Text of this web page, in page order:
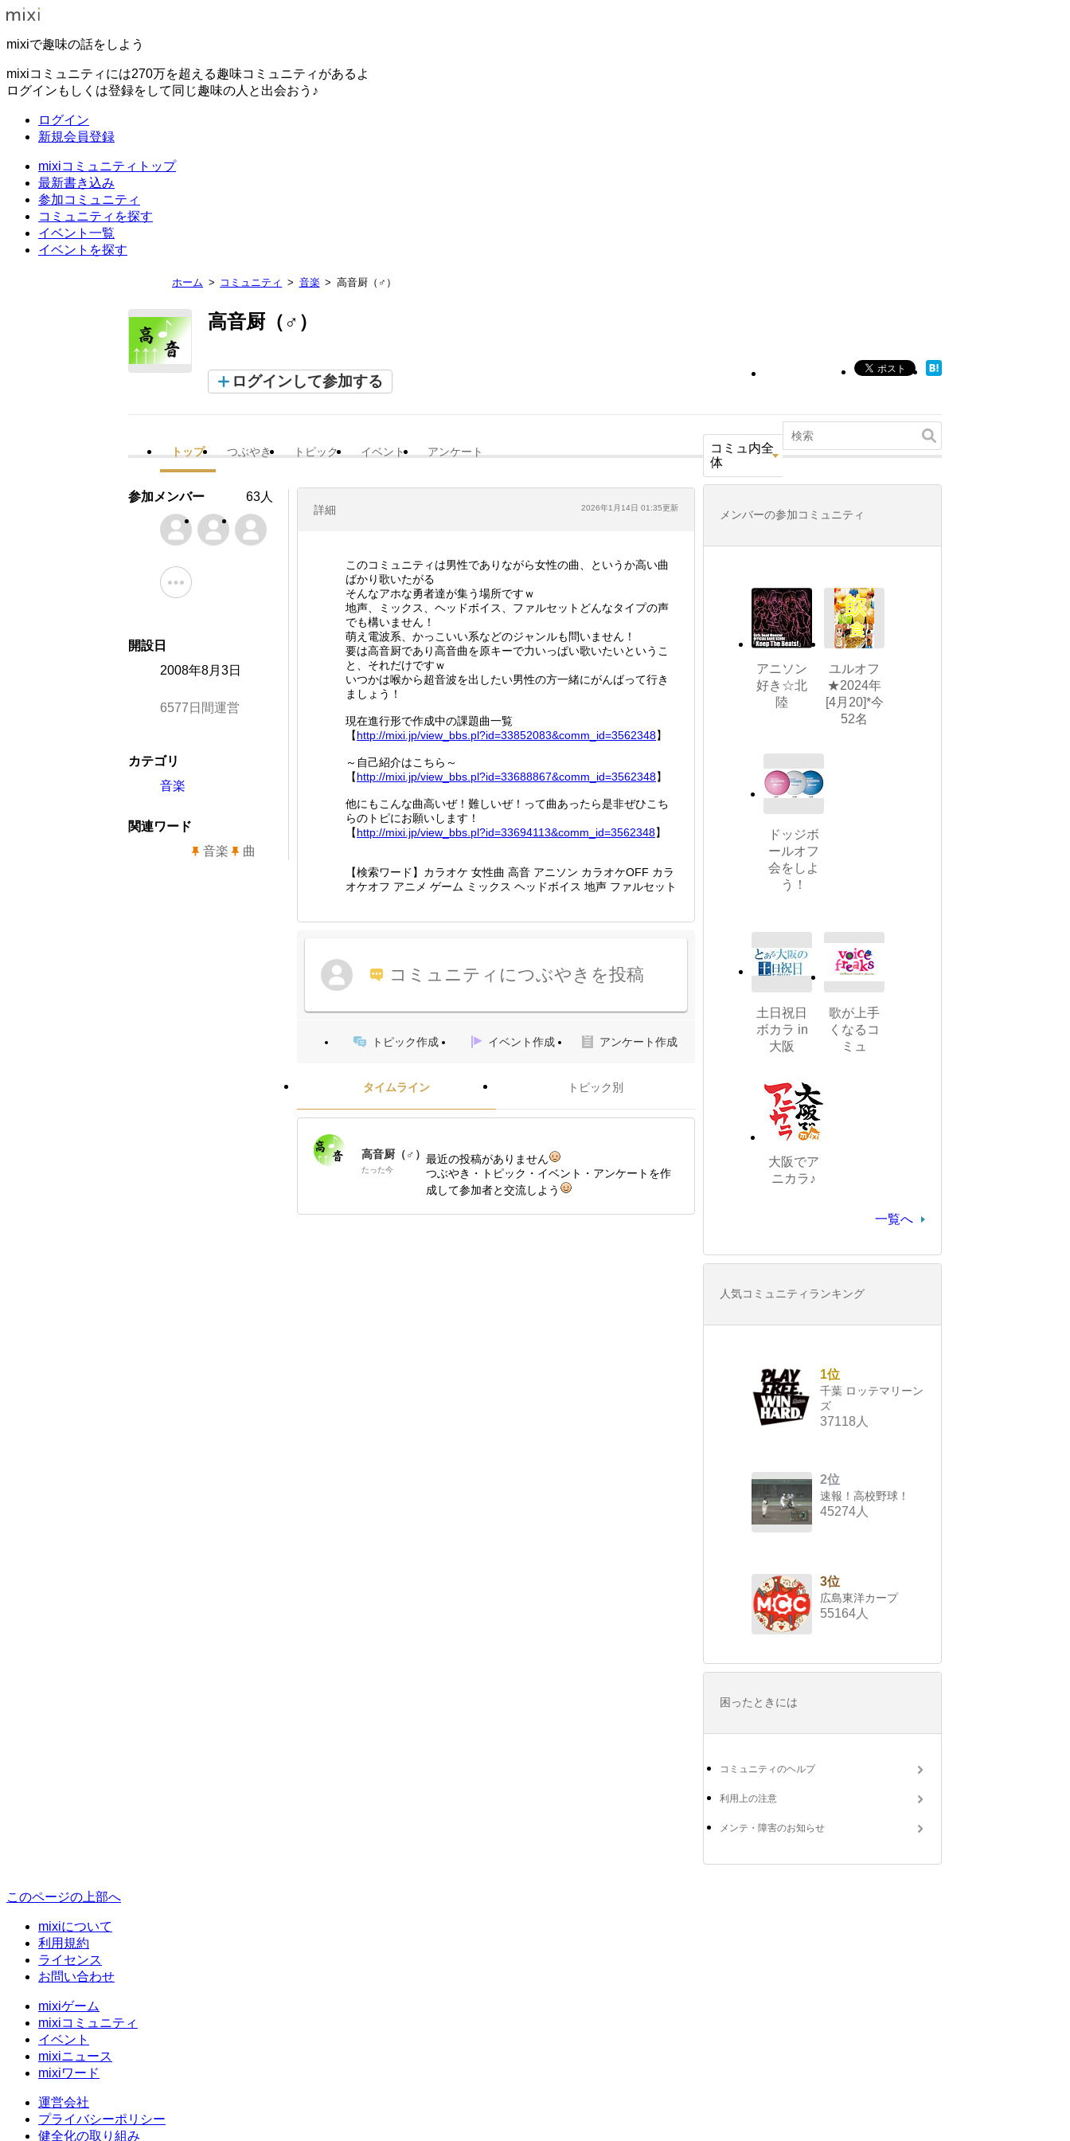
mixiで趣味の話をしよう
mixiコミュニティには270万を超える趣味コミュニティがあるよ
ログインもしくは登録をして同じ趣味の人と出会おう♪
ログイン
新規会員登録
mixiコミュニティトップ
最新書き込み
参加コミュニティ
コミュニティを探す
イベント一覧
イベントを探す
ホーム コミュニティ 音楽 高音厨（♂）
高音厨（♂）
ログインして参加する
トップ つぶやき トピック イベント アンケート
コミュ内全
体
詳細 2026年1月14日 01:35更新
このコミュニティは男性でありながら女性の曲、というか高い曲
ばかり歌いたがる
そんなアホな勇者達が集う場所ですｗ
地声、ミックス、ヘッドボイス、ファルセットどんなタイプの声
でも構いません！
萌え電波系、かっこいい系などのジャンルも問いません！
要は高音厨であり高音曲を原キーで力いっぱい歌いたいというこ
と、それだけですｗ
いつかは喉から超音波を出したい男性の方一緒にがんばって行き
ましょう！
現在進行形で作成中の課題曲一覧
【http://mixi.jp/view_bbs.pl?id=33852083&comm_id=3562348】
～自己紹介はこちら～
【http://mixi.jp/view_bbs.pl?id=33688867&comm_id=3562348】
他にもこんな曲高いぜ！難しいぜ！って曲あったら是非ぜひこち
らのトピにお願いします！
【http://mixi.jp/view_bbs.pl?id=33694113&comm_id=3562348】
【検索ワード】カラオケ 女性曲 高音 アニソン カラオケOFF カラ
オケオフ アニメ ゲーム ミックス ヘッドボイス 地声 ファルセット
コミュニティにつぶやきを投稿
トピック作成 イベント作成 アンケート作成
タイムライン トピック別
高音厨（♂）
たった今
最近の投稿がありません
つぶやき・トピック・イベント・アンケートを作
成して参加者と交流しよう
参加メンバー 63人
開設日
2008年8月3日
6577日間運営
カテゴリ
音楽
関連ワード
音楽
曲
メンバーの参加コミュニティ
アニソン
好き☆北
陸
ユルオフ
★2024年
[4月20]*今
52名
ドッジボ
ールオフ
会をしよ
う！
土日祝日
ボカラ in
大阪
歌が上手
くなるコ
ミュ
大阪でア
ニカラ♪
一覧へ
人気コミュニティランキング
1位
千葉 ロッテマリーン
ズ
37118人
2位
速報！高校野球！
45274人
3位
広島東洋カープ
55164人
困ったときには
コミュニティのヘルプ
利用上の注意
メンテ・障害のお知らせ
このページの上部へ
mixiについて
利用規約
ライセンス
お問い合わせ
mixiゲーム
mixiコミュニティ
イベント
mixiニュース
mixiワード
運営会社
プライバシーポリシー
健全化の取り組み